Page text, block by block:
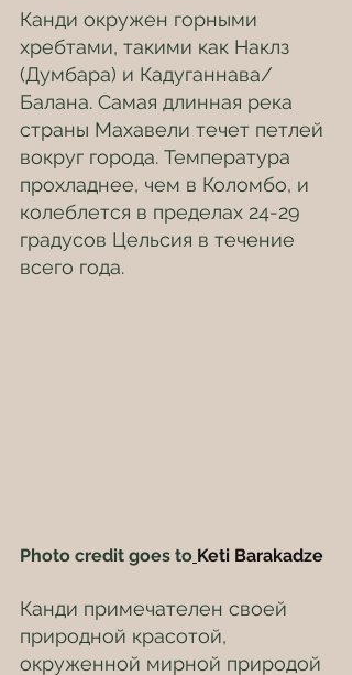
Канди окружен горными
хребтами, такими как Наклз
(Думбара) и Кадуганнава/
Балана. Самая длинная река
страны Махавели течет петлей
вокруг города. Температура
прохладнее, чем в Коломбо, и
колеблется в пределах 24-29
градусов Цельсия в течение
всего года.
Photo credit goes to Keti Barakadze
Канди примечателен своей
природной красотой,
окруженной мирной природой